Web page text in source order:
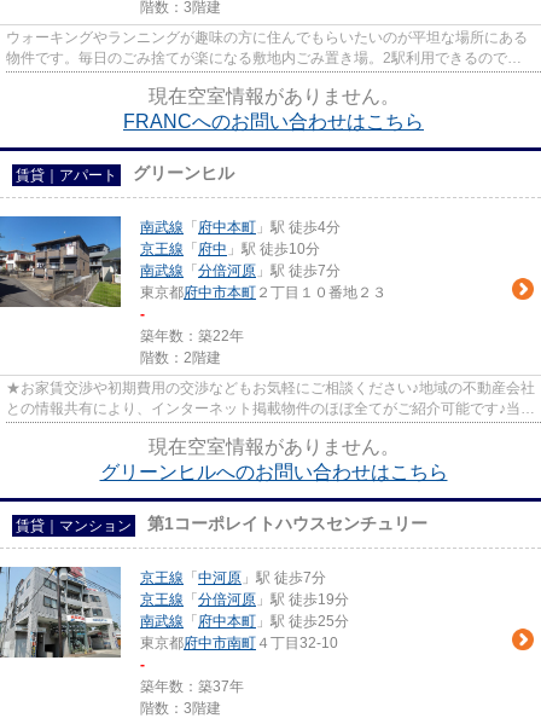
階数：3階建
ウォーキングやランニングが趣味の方に住んでもらいたいのが平坦な場所にある
物件です。毎日のごみ捨てが楽になる敷地内ごみ置き場。2駅利用できるので電
現在空室情報がありません。
FRANCへのお問い合わせはこちら
賃貸｜アパート グリーンヒル
南武線 「 府中本町 」駅 徒歩4分
京王線 「 府中 」駅 徒歩10分
南武線 「 分倍河原 」駅 徒歩7分
東京都府中市本町 ２丁目１０番地２３
-
築年数：築22年
階数：2階建
★お家賃交渉や初期費用の交渉などもお気軽にご相談ください♪地域の不動産会社
との情報共有により、インターネット掲載物件のほぼ全てがご紹介可能です♪当店
現在空室情報がありません。
グリーンヒルへのお問い合わせはこちら
賃貸｜マンション 第1コーポレイトハウスセンチュリー
京王線 「 中河原 」駅 徒歩7分
京王線 「 分倍河原 」駅 徒歩19分
南武線 「 府中本町 」駅 徒歩25分
東京都府中市南町 ４丁目32-10
-
築年数：築37年
階数：3階建